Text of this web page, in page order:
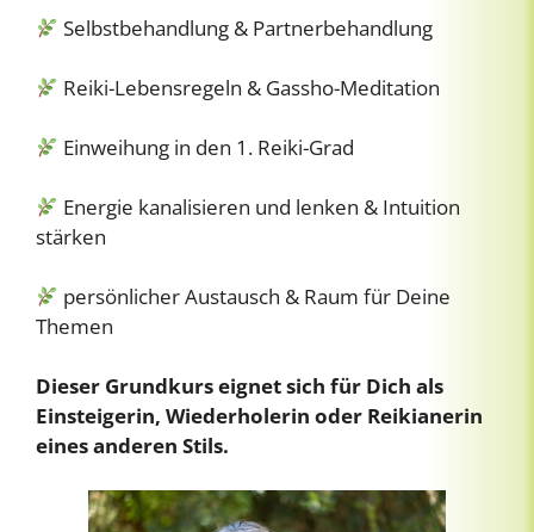
Selbstbehandlung & Partnerbehandlung
Reiki-Lebensregeln & Gassho-Meditation
Einweihung in den 1. Reiki-Grad
Energie kanalisieren und lenken & Intuition
stärken
persönlicher Austausch & Raum für Deine
Themen
Dieser Grundkurs eignet sich für Dich als
Einsteigerin, Wiederholerin oder Reikianerin
eines anderen Stils.